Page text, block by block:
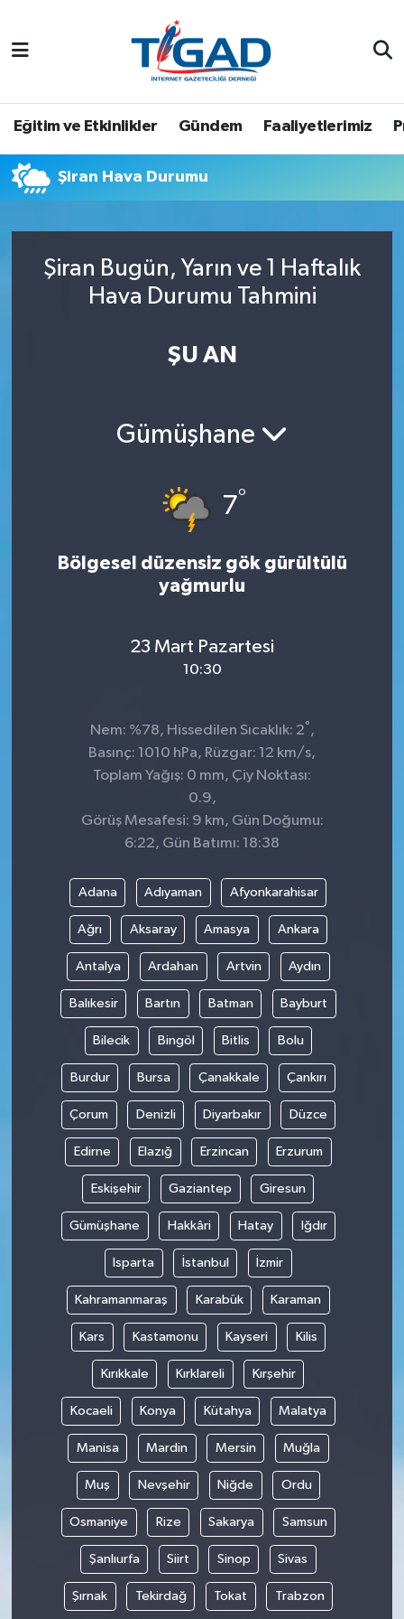
Eğitim ve Etkinlikler Gündem Faaliyetlerimiz
Şiran Hava Durumu
Şiran Bugün, Yarın ve 1 Haftalık
Hava Durumu Tahmini
ŞU AN
Gümüşhane
7°
Bölgesel düzensiz gök gürültülü
yağmurlu
23 Mart Pazartesi
10:30
Nem: %78, Hissedilen Sıcaklık: 2° ,
Basınç: 1010 hPa, Rüzgar: 12 km/s,
Toplam Yağış: 0 mm, Çiy Noktası:
0.9,
Görüş Mesafesi: 9 km, Gün Doğumu:
6:22, Gün Batımı: 18:38
Adana Adıyaman Afyonkarahisar
Ağrı Aksaray Amasya Ankara
Antalya Ardahan Artvin Aydın
Balıkesir Bartın Batman Bayburt
Bilecik Bingöl Bitlis Bolu
Burdur Bursa Çanakkale Çankırı
Çorum Denizli Diyarbakır Düzce
Edirne Elazığ Erzincan Erzurum
Eskişehir Gaziantep Giresun
Gümüşhane Hakkâri Hatay Iğdır
Isparta İstanbul İzmir
Kahramanmaraş Karabük Karaman
Kars Kastamonu Kayseri Kilis
Kırıkkale Kırklareli Kırşehir
Kocaeli Konya Kütahya Malatya
Manisa Mardin Mersin Muğla
Muş Nevşehir Niğde Ordu
Osmaniye Rize Sakarya Samsun
Şanlıurfa Siirt Sinop Sivas
Şırnak Tekirdağ Tokat Trabzon
Nöbetçi Eczaneler
Tüm Manşetler
Son Dakika Haberleri